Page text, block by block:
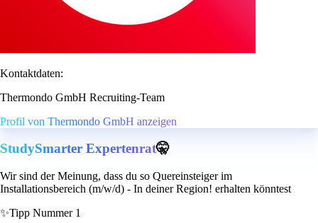
Kontaktdaten:
Thermondo GmbH Recruiting-Team
Profil von Thermondo GmbH anzeigen
StudySmarter Expertenrat🤫
Wir sind der Meinung, dass du so Quereinsteiger im
Installationsbereich (m/w/d) - In deiner Region! erhalten könntest
✨Tipp Nummer 1